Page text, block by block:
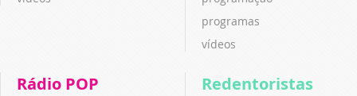
programas
vídeos
Rádio POP Redentoristas